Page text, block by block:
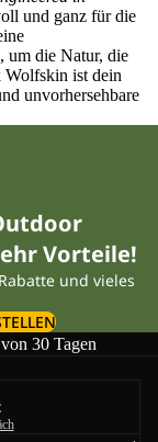
und ganz für die
um die Natur, die
Wolfskin ist dein
unvorhersehbare
Vorteile!
und vieles
30 Tagen